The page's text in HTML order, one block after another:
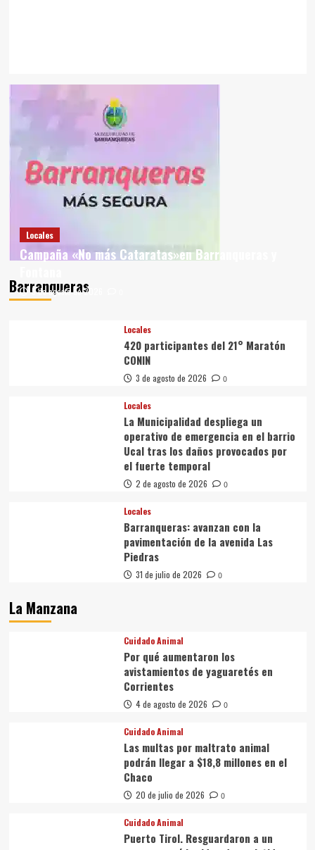
Barranqueras
Locales
Campaña «No más Cataratas»en Barranqueras y
5 de agosto de 2026
Locales
420 participantes del 21° Maratón
CONIN
3 de agosto de 2026 0
Locales
La Municipalidad despliega un
operativo de emergencia en el barrio
Ucal tras los daños provocados por
el fuerte temporal
2 de agosto de 2026 0
Locales
Barranqueras: avanzan con la
pavimentación de la avenida Las
Piedras
31 de julio de 2026 0
La Manzana
Cuidado Animal
Por qué aumentaron los
avistamientos de yaguaretés en
Corrientes
4 de agosto de 2026 0
Cuidado Animal
Las multas por maltrato animal
podrán llegar a $18,8 millones en el
Chaco
20 de julio de 2026 0
Cuidado Animal
Puerto Tirol. Resguardaron a un